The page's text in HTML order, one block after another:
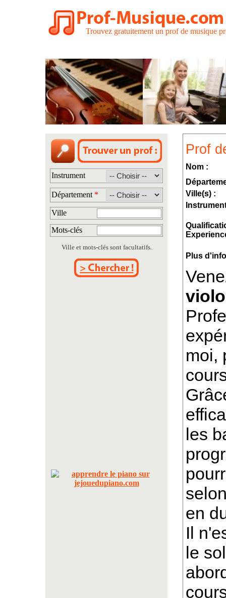
Trouvez gratuitement un prof de musique
Instrument
Département *
Ville
Mots-clés
Ville et mots-clés sont facultatifs.
Prof
Nom :
Ville(s) :
Plus
moi,
les
en
Il
le